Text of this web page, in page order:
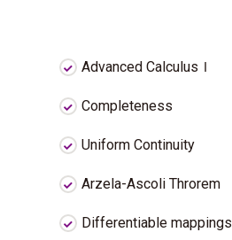
Advanced CalculusＩ
Completeness
Uniform Continuity
Arzela-Ascoli Throrem
Differentiable mappings